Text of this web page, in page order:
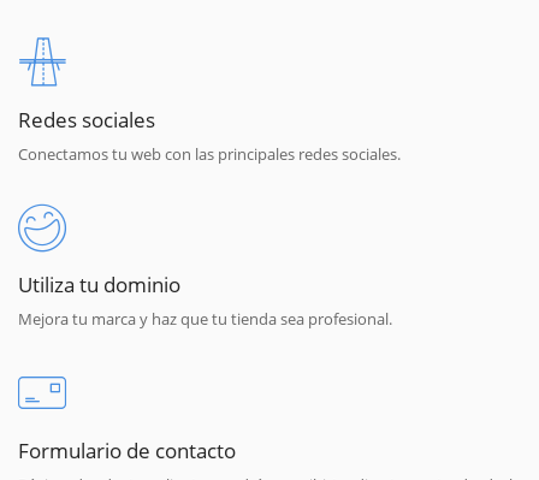
Redes sociales
Conectamos tu web con las principales redes sociales.
Utiliza tu dominio
Mejora tu marca y haz que tu tienda sea profesional.
Formulario de contacto